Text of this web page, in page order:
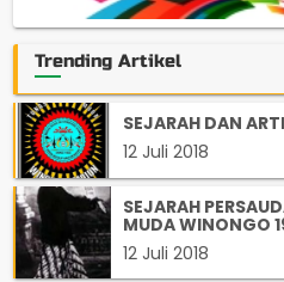
Trending Artikel
SEJARAH DAN
12 Juli 2018
SEJARAH
MUDA WINONGO
12 Juli 2018